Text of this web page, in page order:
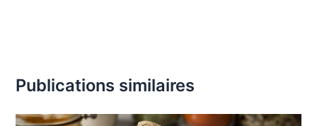
Publications similaires